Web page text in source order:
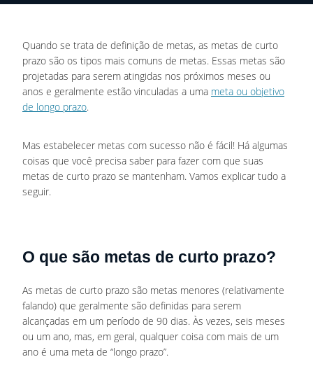
Quando se trata de definição de metas, as metas de curto
prazo são os tipos mais comuns de metas. Essas metas são
projetadas para serem atingidas nos próximos meses ou
anos e geralmente estão vinculadas a uma meta ou objetivo
de longo prazo.
Mas estabelecer metas com sucesso não é fácil! Há algumas
coisas que você precisa saber para fazer com que suas
metas de curto prazo se mantenham. Vamos explicar tudo a
seguir.
O que são metas de curto prazo?
As metas de curto prazo são metas menores (relativamente
falando) que geralmente são definidas para serem
alcançadas em um período de 90 dias. Às vezes, seis meses
ou um ano, mas, em geral, qualquer coisa com mais de um
ano é uma meta de “longo prazo”.